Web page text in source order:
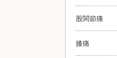
股関節痛
膝痛